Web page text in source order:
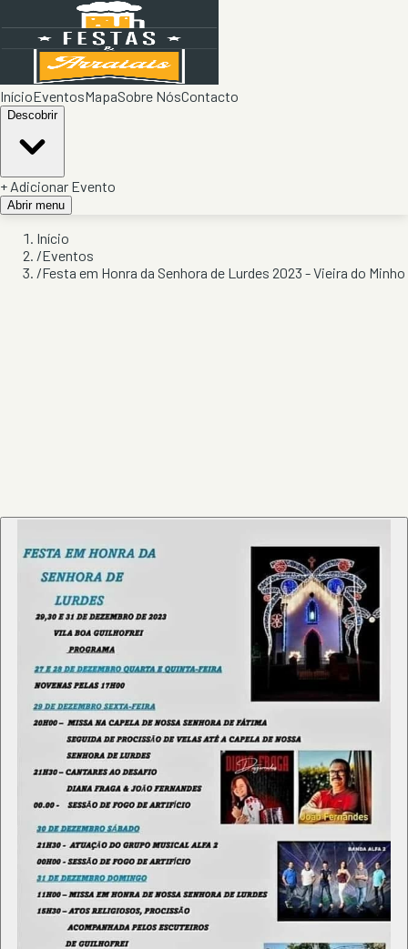
InícioEventosMapaSobre NósContacto
Descobrir
+ Adicionar Evento
Abrir menu
Início
/Eventos
/Festa em Honra da Senhora de Lurdes 2023 - Vieira do Minho